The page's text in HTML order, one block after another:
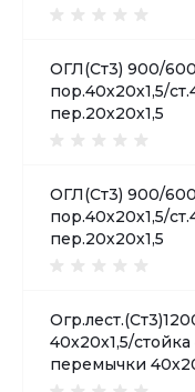
ОГЛ(Ст3) 900/
пор.40х20х1,5/
пер.20х20х1,5
ОГЛ(Ст3) 900/
пор.40х20х1,5/
пер.20х20х1,5
40х20х1,5/
перемычки